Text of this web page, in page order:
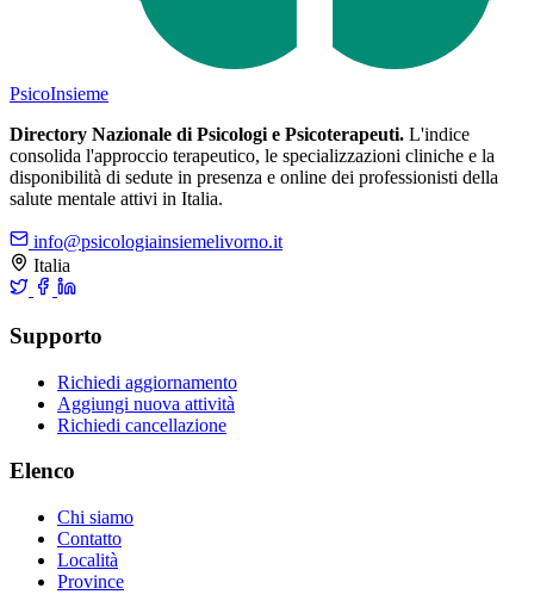
PsicoInsieme
Directory Nazionale di Psicologi e Psicoterapeuti. L'indice
consolida l'approccio terapeutico, le specializzazioni cliniche e la
disponibilità di sedute in presenza e online dei professionisti della
salute mentale attivi in Italia.
info@psicologiainsiemelivorno.it
Italia
Supporto
Richiedi aggiornamento
Aggiungi nuova attività
Richiedi cancellazione
Elenco
Chi siamo
Contatto
Località
Province